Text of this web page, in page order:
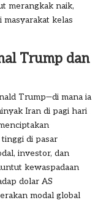
merangkak naik,
masyarakat kelas
Trump dan
Trump—di mana ia
Iran di pagi hari
di pasar
investor, dan
kewaspadaan
dolar AS
modal global